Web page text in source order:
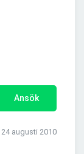
Ansök
24 augusti 2010